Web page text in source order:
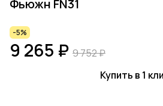
Фьюжн FN31
-5%
9 265 ₽ 9 752 ₽
Купить в 1